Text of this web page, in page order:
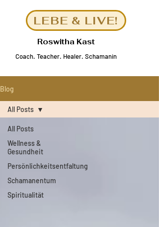
LEBE & LIVE!
Roswitha Kast
Coach. Teacher. Healer. Schamanin
Blog
All Posts
Wellness &
Gesundheit
Persönlichkeitsentfaltung
Schamanentum
Spiritualität
All Posts